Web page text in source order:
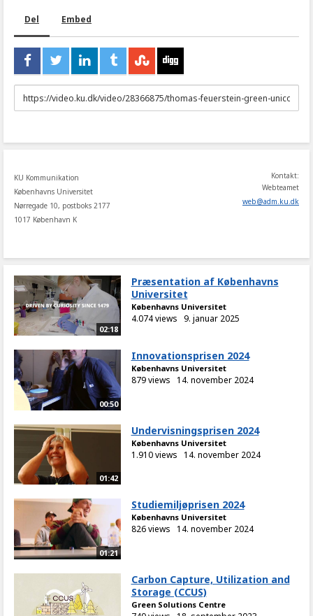
Del Embed
URL
to
KU Kommunikation
Københavns Universitet
Nørregade 10, postboks 2177
1017 København K
Kontakt:
Webteamet
web@adm.ku.dk
02:18
Præsentation af Københavns
Universitet
Københavns Universitet
4.074 views 9. januar 2025
00:50
Innovationsprisen 2024
Københavns Universitet
879 views 14. november 2024
01:42
Undervisningsprisen 2024
Københavns Universitet
1.910 views 14. november 2024
01:21
Studiemiljøprisen 2024
Københavns Universitet
826 views 14. november 2024
Carbon Capture, Utilization and
Storage (CCUS)
Green Solutions Centre